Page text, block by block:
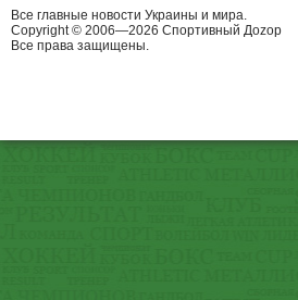
Все главные новости Украины и мира.
Copyright © 2006—2026 Спортивный Доzор
Все права защищены.